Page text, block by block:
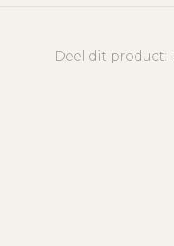
Deel dit product: